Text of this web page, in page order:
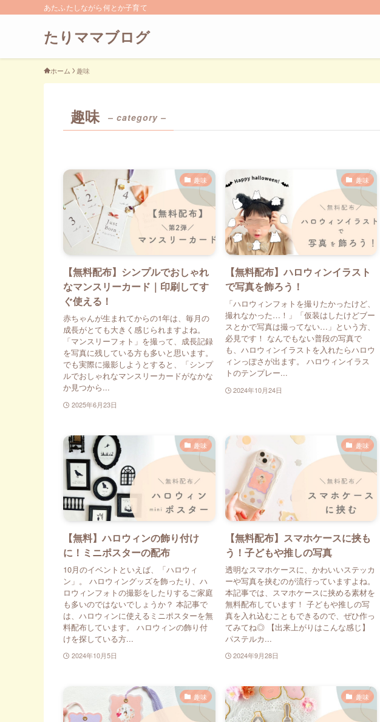
あたふたしながら何とか子育て
たりママブログ
ホーム 趣味
趣味 – category –
趣味
【無料配布】シンプルでおしゃれ
なマンスリーカード｜印刷してす
ぐ使える！
赤ちゃんが生まれてからの1年は、毎月の
成長がとても大きく感じられますよね。
「マンスリーフォト」を撮って、成長記録
を写真に残している方も多いと思います。
でも実際に撮影しようとすると、「シンプ
ルでおしゃれなマンスリーカードがなかな
か見つから...
2025年6月23日
趣味
【無料配布】ハロウィンイラスト
で写真を飾ろう！
「ハロウィンフォトを撮りたかったけど、
撮れなかった…！」「仮装はしたけどブー
スとかで写真は撮ってない…」という方、
必見です！ なんでもない普段の写真で
も、ハロウィンイラストを入れたらハロウ
ィンっぽさが出ます。 ハロウィンイラス
トのテンプレー...
2024年10月24日
趣味
【無料】ハロウィンの飾り付け
に！ミニポスターの配布
10月のイベントといえば、「ハロウィ
ン」。 ハロウィングッズを飾ったり、ハ
ロウィンフォトの撮影をしたりするご家庭
も多いのではないでしょうか？ 本記事で
は、ハロウィンに使えるミニポスターを無
料配布しています。 ハロウィンの飾り付
けを探している方...
2024年10月5日
趣味
【無料配布】スマホケースに挟も
う！子どもや推しの写真
透明なスマホケースに、かわいいステッカ
ーや写真を挟むのが流行っていますよね。
本記事では、スマホケースに挟める素材を
無料配布しています！ 子どもや推しの写
真を入れ込むこともできるので、ぜひ作っ
てみてね◎ 【出来上がりはこんな感じ】
パステルカ...
2024年9月28日
趣味 趣味